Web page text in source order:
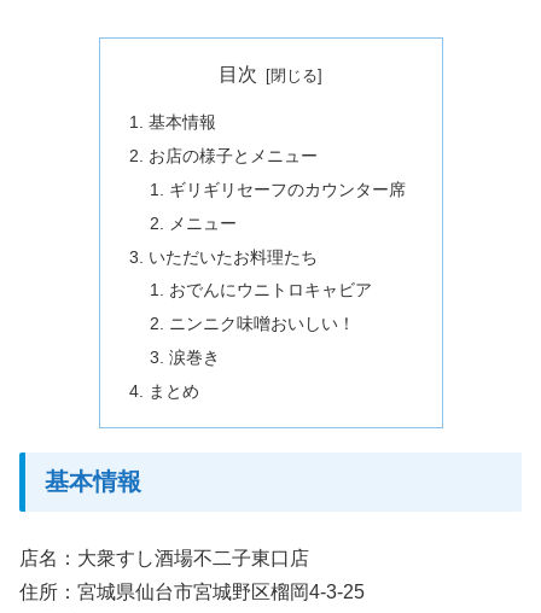
目次
基本情報
お店の様子とメニュー
ギリギリセーフのカウンター席
メニュー
いただいたお料理たち
おでんにウニトロキャビア
ニンニク味噌おいしい！
涙巻き
まとめ
基本情報
店名：大衆すし酒場不二子東口店
住所：宮城県仙台市宮城野区榴岡4-3-25